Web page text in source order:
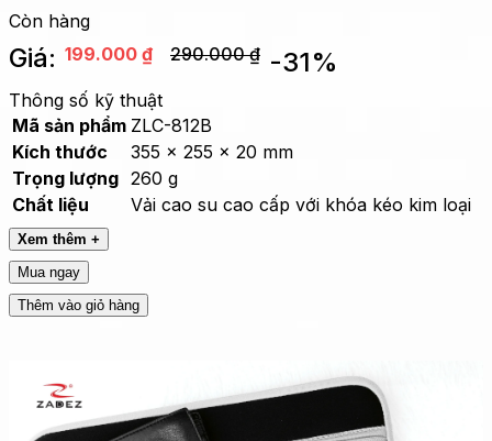
Còn hàng
Giá: 199.000 ₫ 290.000₫ -31%
Thông số kỹ thuật
Mã sản phẩm ZLC-812B
Kích thước
355 x 255 x 20 mm
Trọng lượng 260 g
Chất liệu
Vải cao su cao cấp với khóa kéo kim loại
Xem thêm +
Mua ngay
Thêm vào giỏ hàng